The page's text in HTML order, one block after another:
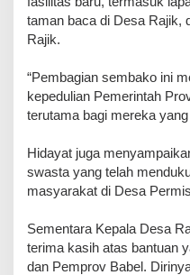
taman baca di Desa Rajik,
Rajik.
“Pembagian sembako ini
kepedulian Pemerintah
terutama bagi mereka
Hidayat juga
swasta yang telah
masyarakat di Desa
Sementara Kepala Desa
terima kasih atas bantuan
dan Pemprov Babel.